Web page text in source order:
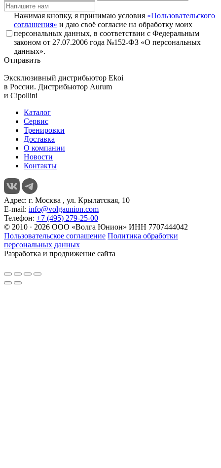
Нажимая кнопку, я принимаю условия «Пользовательского
соглашения» и даю своё согласие на обработку моих
персональных данных, в соответствии с Федеральным
законом от 27.07.2006 года №152-ФЗ «О персональных
данных».
Отправить
Эксклюзивный дистрибьютор Ekoi
в России. Дистрибьютор Aurum
и Cipollini
Каталог
Сервис
Тренировки
Доставка
О компании
Новости
Контакты
Адрес: г. Москва , ул. Крылатская, 10
E-mail: info@volgaunion.com
Телефон: +7 (495) 279-25-00
© 2010 · 2026 ООО «Волга Юнион» ИНН 7707444042
Пользовательское соглашение Политика обработки
персональных данных
Разработка и продвижение сайта